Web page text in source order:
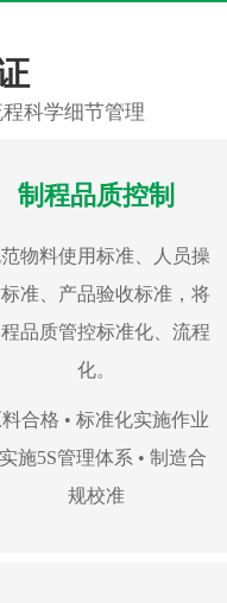
科学细节管理
制程品质控制
物料使用标准、人员操
准、产品验收标准，将
品质管控标准化、流程
化。
料合格 • 标准化实施作业
施5S管理体系 • 制造合
规校准